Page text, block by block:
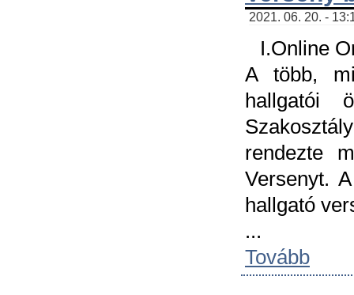
2021. 06. 20. -
I.Online
A több,
hallgatói
rendezte
Versenyt.
hallgató
...
Tovább